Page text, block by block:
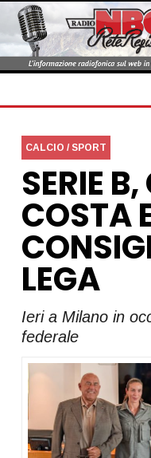
CALCIO / SPORT
SERIE
COSTA
LEGA
Ieri a Milano in
federale